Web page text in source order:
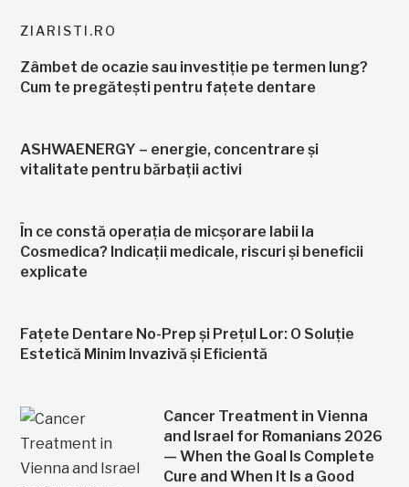
ZIARISTI.RO
Zâmbet de ocazie sau investiție pe termen lung?
Cum te pregătești pentru fațete dentare
ASHWAENERGY – energie, concentrare și
vitalitate pentru bărbații activi
În ce constă operația de micșorare labii la
Cosmedica? Indicații medicale, riscuri și beneficii
explicate
Fațete Dentare No-Prep și Prețul Lor: O Soluție
Estetică Minim Invazivă și Eficientă
Cancer Treatment in Vienna
and Israel for Romanians 2026
— When the Goal Is Complete
Cure and When It Is a Good